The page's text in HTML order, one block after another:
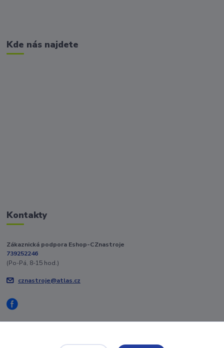
Kde nás najdete
Kontakty
Zákaznická podpora Eshop-CZnastroje
739252246
(Po-Pá, 8-15 hod.)
cznastroje@atlas.cz